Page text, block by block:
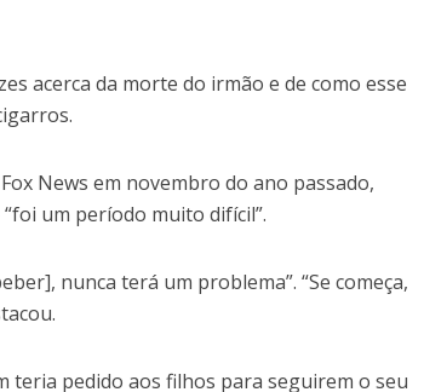
acerca da morte do irmão e de como esse
News em novembro do ano passado,
um período muito difícil”.
nunca terá um problema”. “Se começa,
teria pedido aos filhos para seguirem o seu